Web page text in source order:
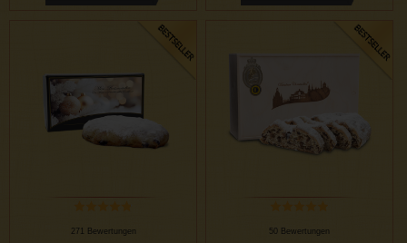
271 Bewertungen 50 Bewertungen